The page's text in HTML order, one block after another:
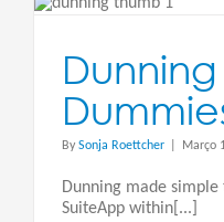
By Sonja Roettcher Março
Dunning made
SuiteApp within[...]